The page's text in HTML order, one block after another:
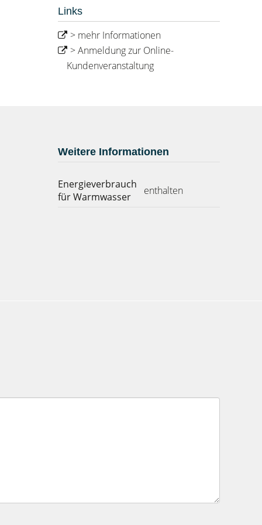
Links
> mehr Informationen
> Anmeldung zur Online-
Kundenveranstaltung
Weitere Informationen
Energieverbrauch
für Warmwasser
enthalten